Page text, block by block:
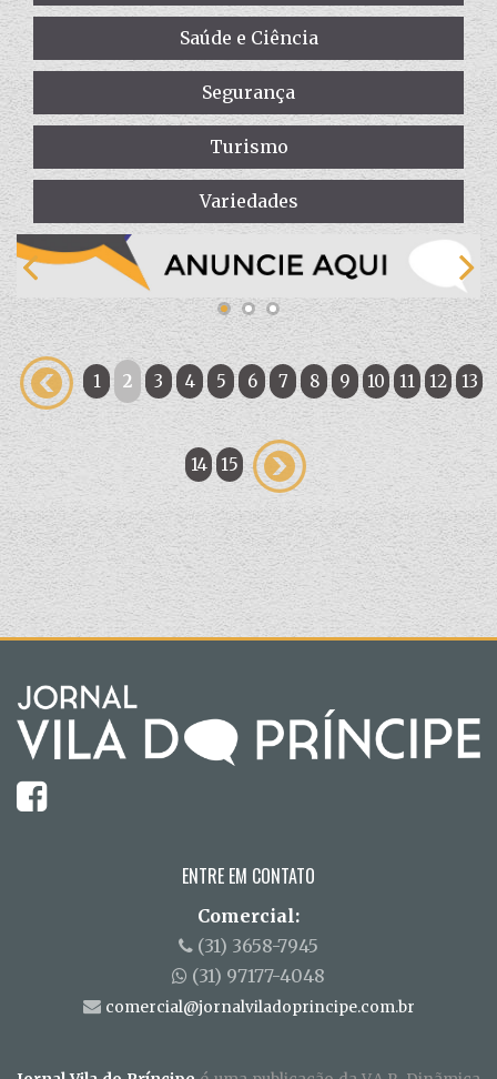
Saúde e Ciência
Segurança
Turismo
Variedades
1 2 3 4 5 6 7 8 9 10 11 12 13
14 15
ENTRE EM CONTATO
Comercial:
(31) 3658-7945
(31) 97177-4048
comercial@jornalviladoprincipe.com.br